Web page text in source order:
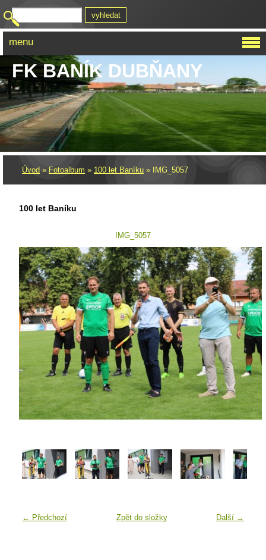
FK BANÍK DUBŇANY
Úvod » Fotoalbum » 100 let Baníku » IMG_5057
100 let Baníku
IMG_5057
← Předchozí Další →
Zpět do složky
menu